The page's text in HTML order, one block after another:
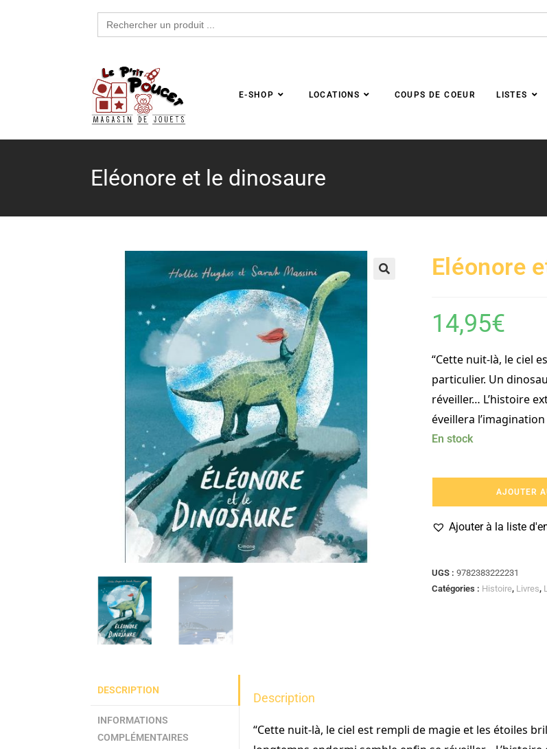
Search
for:
E-SHOP LOCATIONS COUPS DE COEUR LISTES
Eléonore et le dinosaure
Eléonore
14,95€
“Cette nuit-là, le ciel
particulier. Un
réveiller… L’histoire
éveillera
En stock
AJOUTER
Ajouter à la liste
UGS : 9782383222231
Catégories : Histoire, Livres,
DESCRIPTION
INFORMATIONS
COMPLÉMENTAIRES
Description
“Cette nuit-là, le ciel est rempli de magie et les étoiles